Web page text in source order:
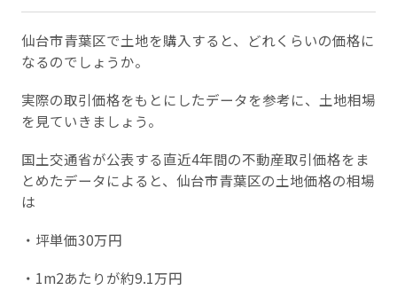
仙台市青葉区で土地を購入すると、どれくらいの価格に
なるのでしょうか。
実際の取引価格をもとにしたデータを参考に、土地相場
を見ていきましょう。
国土交通省が公表する直近4年間の不動産取引価格をま
とめたデータによると、仙台市青葉区の土地価格の相場
は
・坪単価30万円
・1m2あたりが約9.1万円